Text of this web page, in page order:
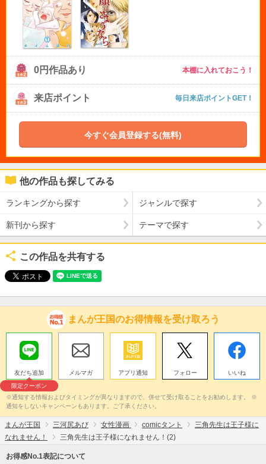
0円作品あり 本棚に入れておこう！
来店ポイント 毎日来店ポイントGET！
今すぐ会員登録する(無料)
他の作品も探してみる
ランキングから探す ジャンルで探す
新刊から探す テーマで探す
この作品を共有する
まんが王国のお得情報を受け取ろう
友だち追加
限定クーポン
メルマガ アプリ通知 フォロー いいね
※通知する情報およびタイミングが異なりますので、併せて受け取ることをお勧めします。 ※
通知をしないキャンペーンもあります。ご了承ください。
まんが王国 三河尻あび 女性漫画 comicタント
三角先生は王子様に
なれません！
三角先生は王子様になれません！(2)
お得感No.1表記について